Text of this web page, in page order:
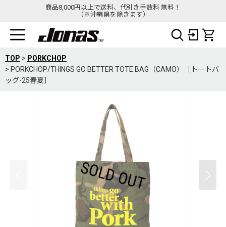
商品8,000円以上で送料、代引き手数料 無料！
（※沖縄県を除きます）
TOP > PORKCHOP
> PORKCHOP/THINGS GO BETTER TOTE BAG（CAMO）［トートバ
ッグ-25春夏］